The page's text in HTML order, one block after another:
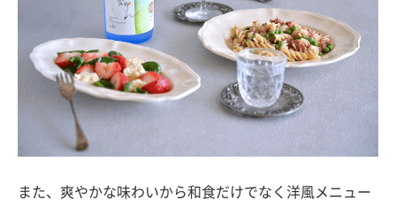
また、爽やかな味わいから和食だけでなく洋風メニュー